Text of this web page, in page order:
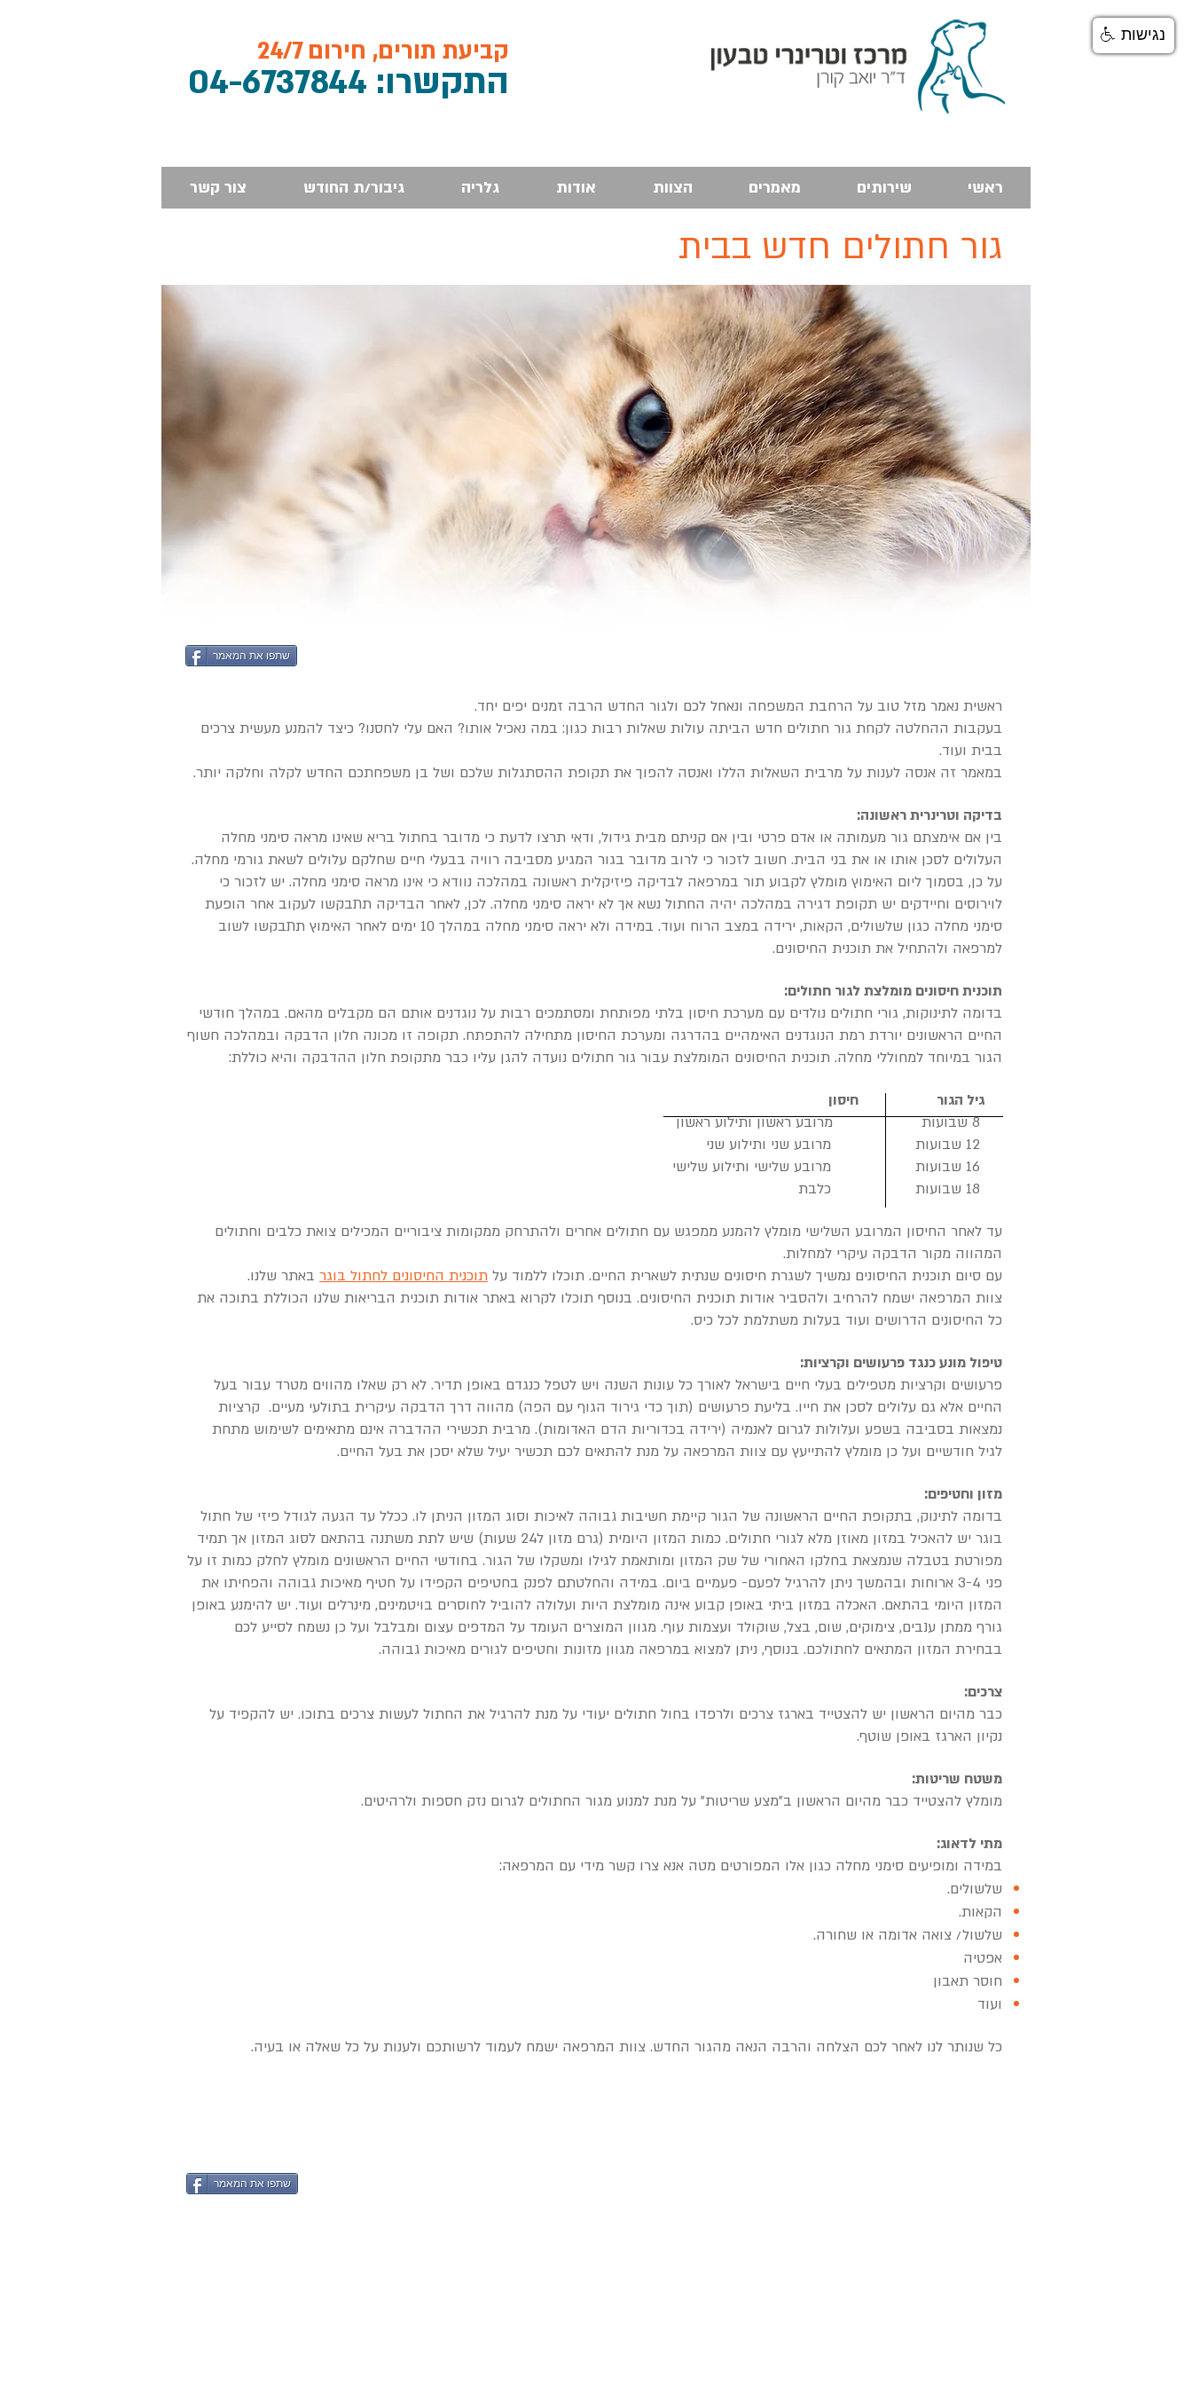
קביעת תורים, חירום 24/7
התקשרו: 04-6737844
צור קשר גיבור/ת החודש גלריה אודות הצוות מאמרים שירותים ראשי
גור חתולים חדש בבית
ראשית נאמר מזל טוב על הרחבת המשפחה ונאחל לכם ולגור החדש הרבה זמנים יפים יחד.
בעקבות ההחלטה לקחת גור חתולים חדש הביתה עולות שאלות רבות כגון: במה נאכיל אותו? האם עלי לחסנו? כיצד להמנע מעשית צרכים
בבית ועוד.
במאמר זה אנסה לענות על מרבית השאלות הללו ואנסה להפוך את תקופת ההסתגלות שלכם ושל בן משפחתכם החדש לקלה וחלקה יותר.
בדיקה וטרינרית ראשונה:
בין אם אימצתם גור מעמותה או אדם פרטי ובין אם קניתם מבית גידול, ודאי תרצו לדעת כי מדובר בחתול בריא שאינו מראה סימני מחלה
העלולים לסכן אותו או את בני הבית. חשוב לזכור כי לרוב מדובר בגור המגיע מסביבה רוויה בבעלי חיים שחלקם עלולים לשאת גורמי מחלה.
על כן, בסמוך ליום האימוץ מומלץ לקבוע תור במרפאה לבדיקה פיזיקלית ראשונה במהלכה נוודא כי אינו מראה סימני מחלה. יש לזכור כי
לוירוסים וחיידקים יש תקופת דגירה במהלכה יהיה החתול נשא אך לא יראה סימני מחלה. לכן, לאחר הבדיקה תתבקשו לעקוב אחר הופעת
סימני מחלה כגון שלשולים, הקאות, ירידה במצב הרוח ועוד. במידה ולא יראה סימני מחלה במהלך 10 ימים לאחר האימוץ תתבקשו לשוב
למרפאה ולהתחיל את תוכנית החיסונים.
תוכנית חיסונים מומלצת לגור חתולים:
בדומה לתינוקות, גורי חתולים נולדים עם מערכת חיסון בלתי מפותחת ומסתמכים רבות על נוגדנים אותם הם מקבלים מהאם. במהלך חודשי
החיים הראשונים יורדת רמת הנוגדנים האימהיים בהדרגה ומערכת החיסון מתחילה להתפתח. תקופה זו מכונה חלון הדבקה ובמהלכה חשוף
הגור במיוחד למחוללי מחלה. תוכנית החיסונים המומלצת עבור גור חתולים נועדה להגן עליו כבר מתקופת חלון ההדבקה והיא כוללת:
גיל הגור חיסון
8 שבועות
מרובע ראשון ותילוע ראשון
מרובע שני ותילוע שני
מרובע שלישי ותילוע שלישי
כלבת
עד לאחר החיסון המרובע השלישי מומלץ להמנע ממפגש עם חתולים אחרים ולהתרחק ממקומות ציבוריים המכילים צואת כלבים וחתולים
המהווה מקור הדבקה עיקרי למחלות.
עם סיום תוכנית החיסונים נמשיך לשגרת חיסונים שנתית לשארית החיים. תוכלו ללמוד על תוכנית החיסונים לחתול בוגר באתר שלנו.
צוות המרפאה ישמח להרחיב ולהסביר אודות תוכנית החיסונים. בנוסף תוכלו לקרוא באתר אודות תוכנית הבריאות שלנו הכוללת בתוכה את
כל החיסונים הדרושים ועוד בעלות משתלמת לכל כיס.
טיפול מונע כנגד פרעושים וקרציות:
פרעושים וקרציות מטפילים בעלי חיים בישראל לאורך כל עונות השנה ויש לטפל כנגדם באופן תדיר. לא רק שאלו מהווים מטרד עבור בעל
החיים אלא גם עלולים לסכן את חייו. בליעת פרעושים (תוך כדי גירוד הגוף עם הפה) מהווה דרך הדבקה עיקרית בתולעי מעיים. קרציות
נמצאות בסביבה בשפע ועלולות לגרום לאנמיה (ירידה בכדוריות הדם האדומות). מרבית תכשירי ההדברה אינם מתאימים לשימוש מתחת
לגיל חודשיים ועל כן מומלץ להתייעץ עם צוות המרפאה על מנת להתאים לכם תכשיר יעיל שלא יסכן את בעל החיים.
מזון וחטיפים:
בדומה לתינוק, בתקופת החיים הראשונה של הגור קיימת חשיבות גבוהה לאיכות וסוג המזון הניתן לו. ככלל עד הגעה לגודל פיזי של חתול
בוגר יש להאכיל במזון מאוזן מלא לגורי חתולים. כמות המזון היומית (גרם מזון ל24 שעות) שיש לתת משתנה בהתאם לסוג המזון אך תמיד
מפורטת בטבלה שנמצאת בחלקו האחורי של שק המזון ומותאמת לגילו ומשקלו של הגור. בחודשי החיים הראשונים מומלץ לחלק כמות זו על
פני 3-4 ארוחות ובהמשך ניתן להרגיל לפעם- פעמיים ביום. במידה והחלטתם לפנק בחטיפים הקפידו על חטיף מאיכות גבוהה והפחיתו את
המזון היומי בהתאם. האכלה במזון ביתי באופן קבוע אינה מומלצת היות ועלולה להוביל לחוסרים בויטמינים, מינרלים ועוד. יש להימנע באופן
גורף ממתן ענבים, צימוקים, שום, בצל, שוקולד ועצמות עוף. מגוון המוצרים העומד על המדפים עצום ומבלבל ועל כן נשמח לסייע לכם
בבחירת המזון המתאים לחתולכם. בנוסף, ניתן למצוא במרפאה מגוון מזונות וחטיפים לגורים מאיכות גבוהה.
צרכים:
כבר מהיום הראשון יש להצטייד בארגז צרכים ולרפדו בחול חתולים יעודי על מנת להרגיל את החתול לעשות צרכים בתוכו. יש להקפיד על
נקיון הארגז באופן שוטף.
משטח שריטות:
מומלץ להצטייד כבר מהיום הראשון ב"מצע שריטות" על מנת למנוע מגור החתולים לגרום נזק חספות ולרהיטים.
מתי לדאוג:
במידה ומופיעים סימני מחלה כגון אלו המפורטים מטה אנא צרו קשר מידי עם המרפאה:
שלשולים.
הקאות.
שלשול/ צואה אדומה או שחורה.
אפטיה
חוסר תאבון
ועוד
כל שנותר לנו לאחר לכם הצלחה והרבה הנאה מהגור החדש. צוות המרפאה ישמח לעמוד לרשותכם ולענות על כל שאלה או בעיה.
שתפו את המאמר
שתפו את המאמר
נגישות